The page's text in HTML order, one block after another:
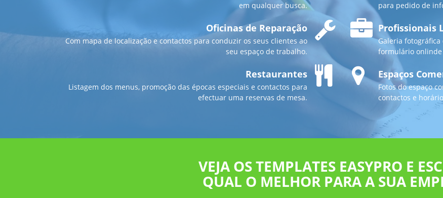
em qualquer busca.
Oficinas de Reparação
Com mapa de localização e contactos para conduzir os seus clientes ao
seu espaço de trabalho.
Restaurantes
Listagem dos menus, promoção das épocas especiais e contactos para
efectuar uma reservas de mesa.
para pedido de
Profissionais
Galeria
formulário onlinde
Espaços
Fotos do espaço
contactos e
VEJA OS TEMPLATES EASYPRO E
QUAL O MELHOR PARA A SUA